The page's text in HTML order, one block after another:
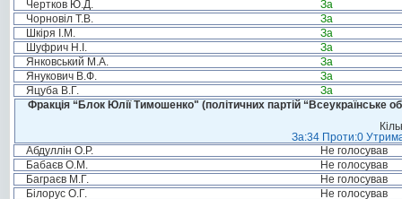
Чертков Ю.Д.
За
Чорновіл Т.В.
За
Шкіря І.М.
За
Шуфрич Н.І.
За
Янковський М.А.
За
Янукович В.Ф.
За
Яцуба В.Г.
За
Фракція “Блок Юлії Тимошенко" (політичних партій “Всеукраїнське
За:34 Проти:0
Абдуллін О.Р.
Не голосував
Бабаєв О.М.
Не голосував
Баграєв М.Г.
Не голосував
Білорус О.Г.
Не голосував